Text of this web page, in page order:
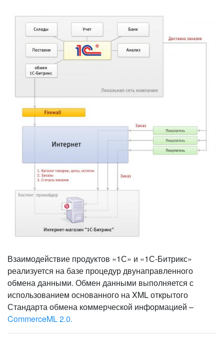
Взаимодействие продуктов «1С» и «1С-Битрикс»
реализуется на базе процедур двунаправленного
обмена данными. Обмен данными выполняется с
использованием основанного на XML открытого
Стандарта обмена коммерческой информацией –
CommerceML 2.0.